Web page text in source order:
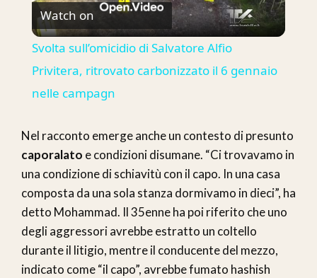
Video
Watch on
Svolta sull’omicidio di Salvatore Alfio
Privitera, ritrovato carbonizzato il 6 gennaio
nelle campagn
Nel racconto emerge anche un contesto di presunto
caporalato e condizioni disumane. “Ci trovavamo in
una condizione di schiavitù con il capo. In una casa
composta da una sola stanza dormivamo in dieci”, ha
detto Mohammad. Il 35enne ha poi riferito che uno
degli aggressori avrebbe estratto un coltello
durante il litigio, mentre il conducente del mezzo,
indicato come “il capo”, avrebbe fumato hashish